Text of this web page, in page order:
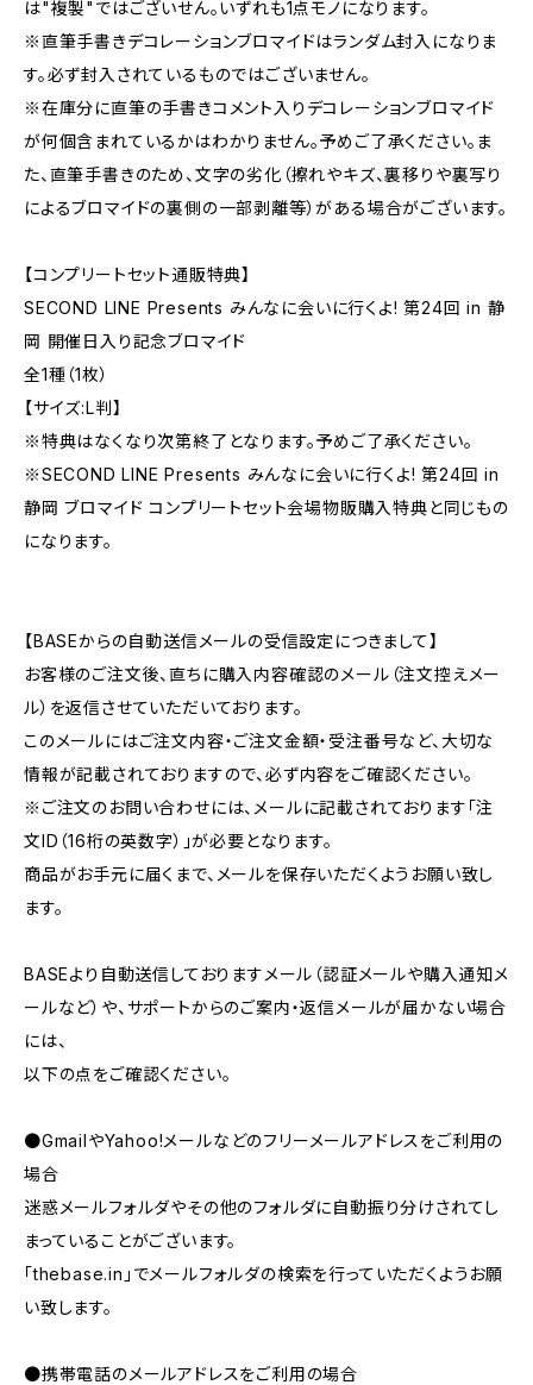
は"複製"ではございせん。いずれも1点モノになります。
※直筆手書きデコレーションブロマイドはランダム封入になりま
す。必ず封入されているものではございません。
※在庫分に直筆の手書きコメント入りデコレーションブロマイド
が何個含まれているかはわかりません。予めご了承ください。ま
た、直筆手書きのため、文字の劣化（擦れやキズ、裏移りや裏写り
によるブロマイドの裏側の一部剥離等）がある場合がございます。
【コンプリートセット通販特典】
SECOND LINE Presents みんなに会いに行くよ! 第24回 in 静
岡 開催日入り記念ブロマイド
全1種（1枚）
【サイズ:L判】
※特典はなくなり次第終了となります。予めご了承ください。
※SECOND LINE Presents みんなに会いに行くよ! 第24回 in
静岡 ブロマイド コンプリートセット会場物販購入特典と同じもの
になります。
【BASEからの自動送信メールの受信設定につきまして】
お客様のご注文後、直ちに購入内容確認のメール（注文控えメー
ル）を返信させていただいております。
このメールにはご注文内容・ご注文金額・受注番号など、大切な
情報が記載されておりますので、必ず内容をご確認ください。
※ご注文のお問い合わせには、メールに記載されております「注
文ID（16桁の英数字）」が必要となります。
商品がお手元に届くまで、メールを保存いただくようお願い致し
ます。
BASEより自動送信しておりますメール（認証メールや購入通知メ
ールなど）や、サポートからのご案内・返信メールが届かない場合
には、
以下の点をご確認ください。
●GmailやYahoo!メールなどのフリーメールアドレスをご利用の
場合
迷惑メールフォルダやその他のフォルダに自動振り分けされてし
まっていることがございます。
「thebase.in」でメールフォルダの検索を行っていただくようお願
い致します。
●携帯電話のメールアドレスをご利用の場合